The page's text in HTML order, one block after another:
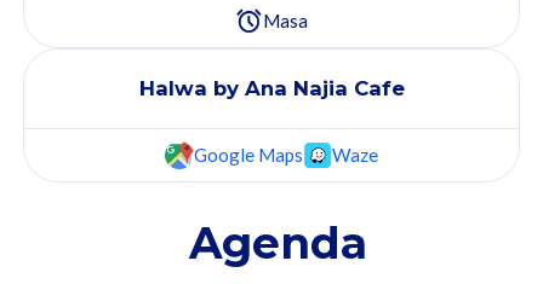
Masa
Halwa by Ana Najia Cafe
Google Maps Waze
Agenda